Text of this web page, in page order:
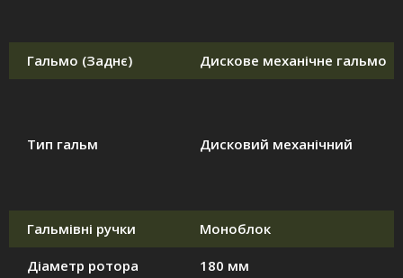
Гальмо (Заднє) Дискове механічне гальмо
Тип гальм Дисковий механічний
Гальмівні ручки Моноблок
Діаметр ротора 180 мм